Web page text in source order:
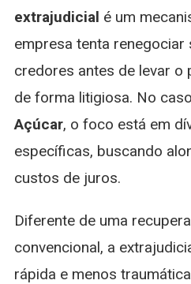
extrajudicial é um
empresa tenta renegociar
credores antes de levar
de forma litigiosa. No
Açúcar, o foco está em
específicas, buscando
custos de juros.
Diferente de uma
convencional, a
rápida e menos